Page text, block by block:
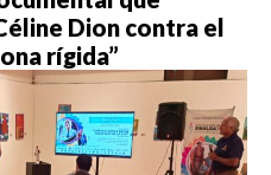
Dion contra el
rígida”